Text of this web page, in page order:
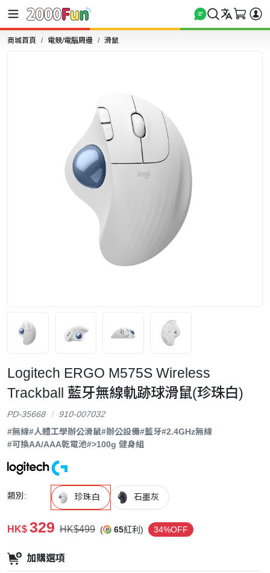
商城首頁 電競/電腦周邊 滑鼠
Logitech ERGO M575S Wireless
Trackball 藍牙無線軌跡球滑鼠(珍珠白)
PD-35668
910-007032
#無線#人體工學辦公滑鼠#辦公設備#藍牙#2.4GHz無線
#可換AA/AAA乾電池#>100g 健身組
類別: 珍珠白 石墨灰
HK$ 329 HK$499 ( 65紅利) 34%OFF
加購選項